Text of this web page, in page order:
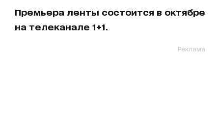
Премьера ленты состоится в октябре
на телеканале 1+1.
Реклама